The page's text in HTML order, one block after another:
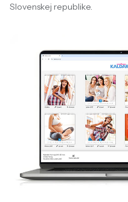
Slovenskej republike.